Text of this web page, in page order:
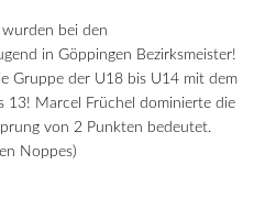
wurden bei den
in Göppingen Bezirksmeister!
Gruppe der U18 bis U14 mit dem
13! Marcel Früchel dominierte die
von 2 Punkten bedeutet.
Noppes)